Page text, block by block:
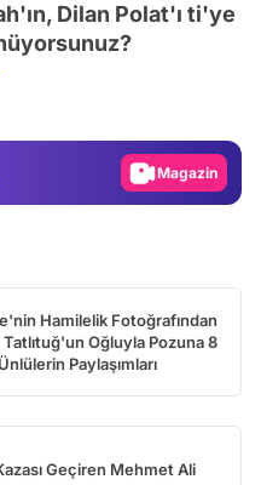
Dilan Polat'ı ti'ye
Video
Video
Hamilelik Fotoğrafından
Tatlıtuğ'un Oğluyla Pozuna 8
Paylaşımları
Geçiren Mehmet Ali